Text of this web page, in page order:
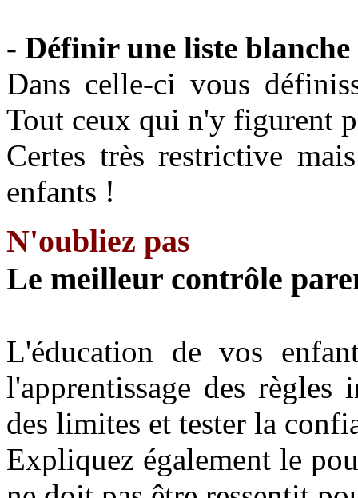
- Définir une liste blanche
Dans celle-ci vous
Tout ceux qui n'y figurent
Certes très restrictive
enfants !
N'oubliez pas
Le meilleur contrôle
L'éducation de vos
l'apprentissage des
des limites et tester la
Expliquez également le